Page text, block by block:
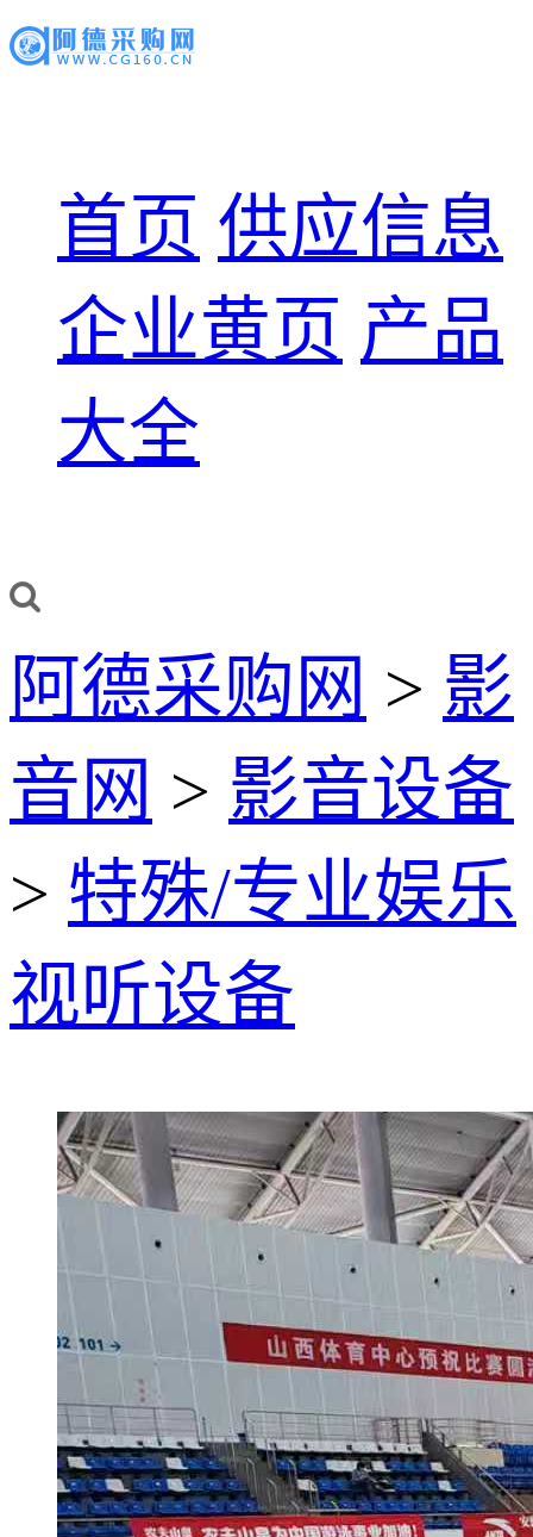
首页 供应信息
企业黄页 产品
大全
阿德采购网 > 影
音网 > 影音设备
> 特殊/专业娱乐
视听设备